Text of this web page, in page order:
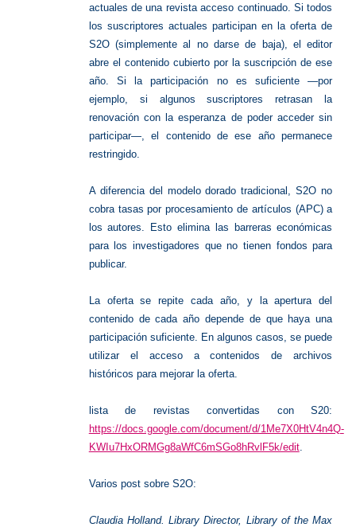
actuales de una revista acceso continuado. Si todos
los suscriptores actuales participan en la oferta de
S2O (simplemente al no darse de baja), el editor
abre el contenido cubierto por la suscripción de ese
año. Si la participación no es suficiente —por
ejemplo, si algunos suscriptores retrasan la
renovación con la esperanza de poder acceder sin
participar—, el contenido de ese año permanece
restringido.
A diferencia del modelo dorado tradicional, S2O no
cobra tasas por procesamiento de artículos (APC) a
los autores. Esto elimina las barreras económicas
para los investigadores que no tienen fondos para
publicar.
La oferta se repite cada año, y la apertura del
contenido de cada año depende de que haya una
participación suficiente. En algunos casos, se puede
utilizar el acceso a contenidos de archivos
históricos para mejorar la oferta.
lista de revistas convertidas con S20:
https://docs.google.com/document/d/1Me7X0HtV4n4Q-
KWIu7HxORMGg8aWfC6mSGo8hRvlF5k/edit.
Varios post sobre S2O:
Claudia Holland.Library Director, Library of the Max